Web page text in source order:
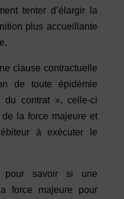
tenter d’élargir la
plus accueillante
clause contractuelle
de toute épidémie
du contrat », celle-ci
de la force majeure et
à exécuter le
pour savoir si une
force majeure pour